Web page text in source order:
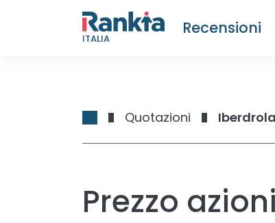
ITALIA
Recensioni
Quotazioni
Prezzo